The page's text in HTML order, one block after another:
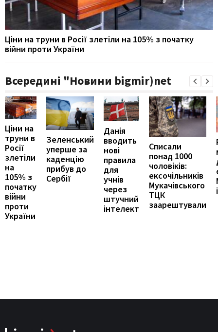
Ціни на труни в Росії злетіли на 105% з початку
війни проти України
Всередині "Новини bigmir)net
Ціни на
труни в
Росії
злетіли
на
105% з
початку
війни
проти
України
Зеленський
уперше за
каденцію
прибув до
Сербії
Данія
вводить
нові
правила
для
учнів
через
штучний
інтелект
Списали
понад 1000
чоловіків:
ексочільників
Мукачівського
ТЦК
заарештували